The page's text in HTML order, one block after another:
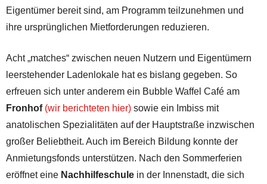
Eigentümer bereit sind, am Programm teilzunehmen und
ihre ursprünglichen Mietforderungen reduzieren.
Acht „matches“ zwischen neuen Nutzern und Eigentümern
leerstehender Ladenlokale hat es bislang gegeben. So
erfreuen sich unter anderem ein Bubble Waffel Café am
Fronhof (wir berichteten hier) sowie ein Imbiss mit
anatolischen Spezialitäten auf der Hauptstraße inzwischen
großer Beliebtheit. Auch im Bereich Bildung konnte der
Anmietungsfonds unterstützen. Nach den Sommerferien
eröffnet eine Nachhilfeschule in der Innenstadt, die sich